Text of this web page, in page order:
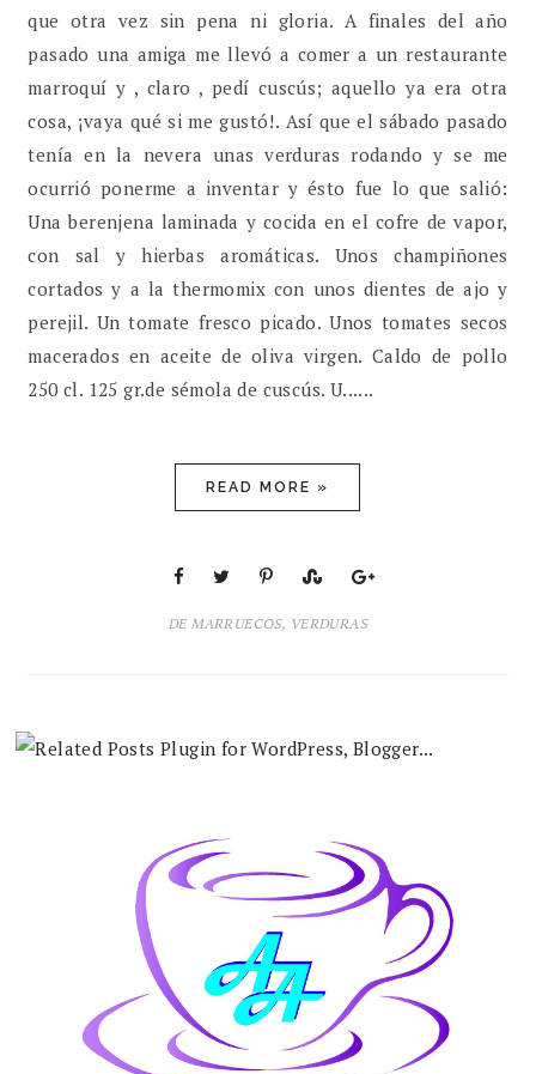
que otra vez sin pena ni gloria. A finales del año
pasado una amiga me llevó a comer a un restaurante
marroquí y , claro , pedí cuscús; aquello ya era otra
cosa, ¡vaya qué si me gustó!. Así que el sábado pasado
tenía en la nevera unas verduras rodando y se me
ocurrió ponerme a inventar y ésto fue lo que salió:
Una berenjena laminada y cocida en el cofre de vapor,
con sal y hierbas aromáticas. Unos champiñones
cortados y a la thermomix con unos dientes de ajo y
perejil. Un tomate fresco picado. Unos tomates secos
macerados en aceite de oliva virgen. Caldo de pollo
250 cl. 125 gr.de sémola de cuscús. U......
READ MORE »
DE MARRUECOS, VERDURAS